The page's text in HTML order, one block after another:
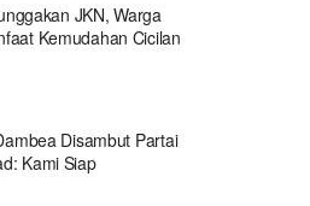
JKN, Warga
Kemudahan Cicilan
Disambut Partai
Kami Siap